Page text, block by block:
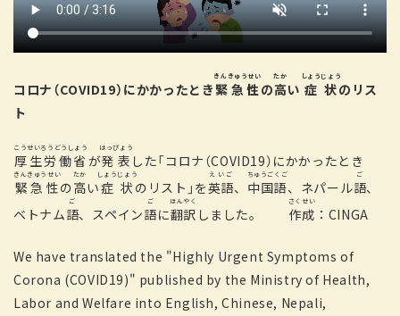
コロナ（COVID19）にかかったとき 緊急性
きんきゅうせい
の高
たか
い 症状
しょうじょう
のリス
ト
厚生労働省
こうせいろうどうしょう
が発表
はっぴょう
した「コロナ（COVID19）にかかったとき
緊急性
きんきゅうせい
の高
たか
い症状
しょうじょう
のリスト」を英語
えいご
、 中国語
ちゅうごくご
、ネパール語
ご
、
ベトナム語
ご
、スペイン語
ご
に翻訳
ほんやく
しました。 作成
さくせい
：CINGA
We have translated the "Highly Urgent Symptoms of
Corona (COVID19)" published by the Ministry of Health,
Labor and Welfare into English, Chinese, Nepali,